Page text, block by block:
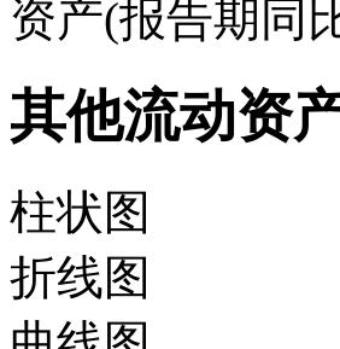
资产(报告期同
其他流动资
柱状图
折线图